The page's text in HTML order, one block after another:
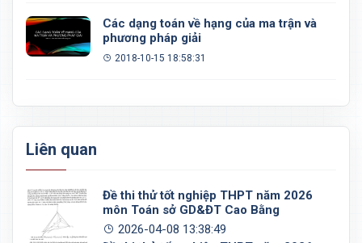
Các dạng toán về hạng của ma trận và
phương pháp giải
2018-10-15 18:58:31
Liên quan
Đề thi thử tốt nghiệp THPT năm 2026
môn Toán sở GD&ĐT Cao Bằng
2026-04-08 13:38:49